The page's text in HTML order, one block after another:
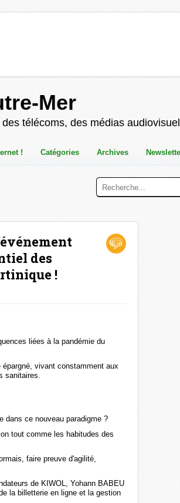
Mer
télécoms, des médias
! Catégories Archives
des
!
liées à la pandémie du
épargné, vivant constamment aux
sanitaires.
dans ce nouveau paradigme ?
tout comme les habitudes des
faire preuve d'agilité,
de KIWOL, Yohann BABEU
la billetterie en ligne et la gestion